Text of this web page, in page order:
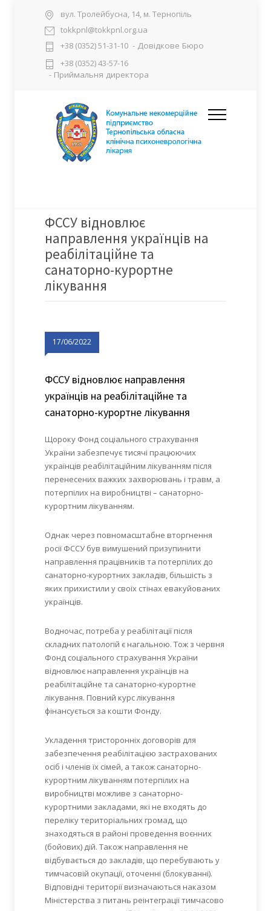
вул. Тролейбусна, 14, м. Тернопіль
tokkpnl@tokkpnl.org.ua
+38 (0352) 51-31-10 - Довідкове Бюро
+38 (0352) 43-57-16
- Приймальня директора
ФССУ відновлює
направлення українців на
реабілітаційне та
санаторно-курортне
лікування
17/06/2022
ФССУ відновлює направлення
українців на реабілітаційне та
санаторно-курортне лікування
Щороку Фонд соціального страхування
України забезпечує тисячі працюючих
українців реабілітаційним лікуванням після
перенесених важких захворювань і травм, а
потерпілих на виробництві – санаторно-
курортним лікуванням.
Однак через повномасштабне вторгнення
росії ФССУ був вимушений призупинити
направлення працівників та потерпілих до
санаторно-курортних закладів, більшість з
яких прихистили у своїх стінах евакуйованих
українців.
Водночас, потреба у реабілітації після
складних патологій є нагальною. Тож з червня
Фонд соціального страхування України
відновлює направлення українців на
реабілітаційне та санаторно-курортне
лікування. Повний курс лікування
фінансується за кошти Фонду.
Укладення тристоронніх договорів для
забезпечення реабілітацією застрахованих
осіб і членів їх сімей, а також санаторно-
курортним лікуванням потерпілих на
виробництві можливе з санаторно-
курортними закладами, які не входять до
переліку територіальних громад, що
знаходяться в районі проведення воєнних
(бойових) дій. Також направлення не
відбувається до закладів, що перебувають у
тимчасовій окупації, оточенні (блокуванні).
Відповідні території визначаються наказом
Міністерства з питань реінтеграції тимчасово